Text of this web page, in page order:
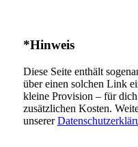
*Hinweis
Diese Seite enthält
über einen solchen Link
kleine Provision – für
zusätzlichen Kosten.
unserer